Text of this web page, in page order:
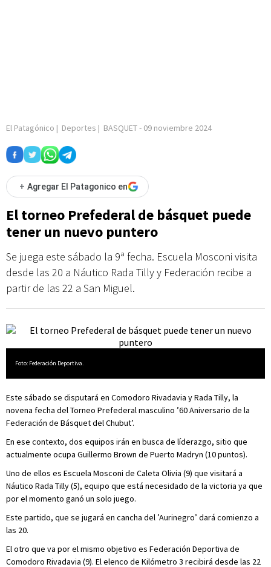
El Patagónico | Deportes | BASQUET- 09 noviembre 2024
+ Agregar El Patagonico en
El torneo Prefederal de básquet puede
tener un nuevo puntero
Se juega este sábado la 9ª fecha. Escuela Mosconi visita
desde las 20 a Náutico Rada Tilly y Federación recibe a
partir de las 22 a San Miguel.
Foto: Federación Deportiva.
Este sábado se disputará en Comodoro Rivadavia y Rada Tilly, la
novena fecha del Torneo Prefederal masculino ’60 Aniversario de la
Federación de Básquet del Chubut’.
En ese contexto, dos equipos irán en busca de líderazgo, sitio que
actualmente ocupa Guillermo Brown de Puerto Madryn (10 puntos).
Uno de ellos es Escuela Mosconi de Caleta Olivia (9) que visitará a
Náutico Rada Tilly (5), equipo que está necesidado de la victoria ya que
por el momento ganó un solo juego.
Este partido, que se jugará en cancha del ’Aurinegro’ dará comienzo a
las 20.
El otro que va por el mismo objetivo es Federación Deportiva de
Comodoro Rivadavia (9). El elenco de Kilómetro 3 recibirá desde las 22